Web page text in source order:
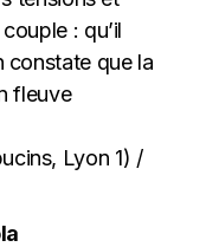
: qu’il
constate que la
fleuve
Lyon 1) /